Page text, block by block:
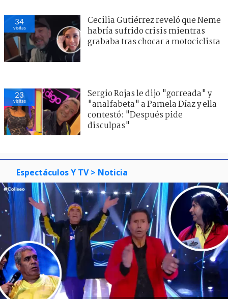
34
visitas
Cecilia Gutiérrez reveló que Neme
habría sufrido crisis mientras
grababa tras chocar a motociclista
23
visitas
Sergio Rojas le dijo "gorreada" y
"analfabeta" a Pamela Díaz y ella
contestó: "Después pide
disculpas"
Espectáculos Y TV > Noticia